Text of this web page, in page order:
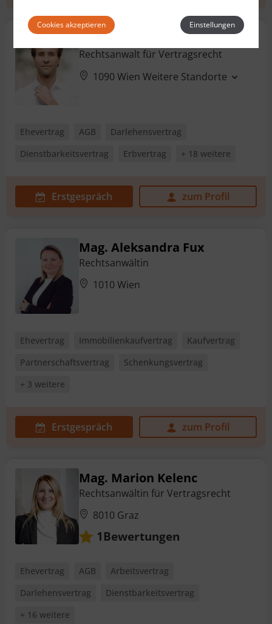
Mag. Marcus Maché
Rechtsanwalt für Vertragsrecht
1090 Wien Weitere Standorte
Ehevertrag AGB
Darlehensvertrag
Dienstbarkeitsvertrag
Erbvertrag + 18 weitere
Erstgespräch zum Profil
Mag. Aleksandra Fux
Rechtsanwältin
1010 Wien
Ehevertrag Immobilienkaufvertrag
Kaufvertrag
Partnerschaftsvertrag
Schenkungsvertrag
+ 3 weitere
Erstgespräch zum Profil
Mag. Marion Kelenc
Rechtsanwältin für Vertragsrecht
8010 Graz
1Bewertungen
Ehevertrag AGB
Arbeitsvertrag
Darlehensvertrag
Dienstbarkeitsvertrag
+ 16 weitere
Cookies akzeptieren Einstellungen